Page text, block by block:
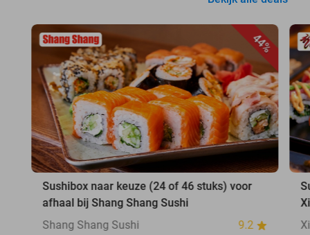
44%
Sushibox naar keuze (24 of 46 stuks) voor
afhaal bij Shang Shang Sushi
Shang Shang Sushi
9.2